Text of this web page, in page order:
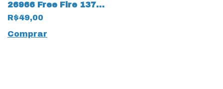
26966 Free Fire 13780
Cinza
R$49,00
Comprar